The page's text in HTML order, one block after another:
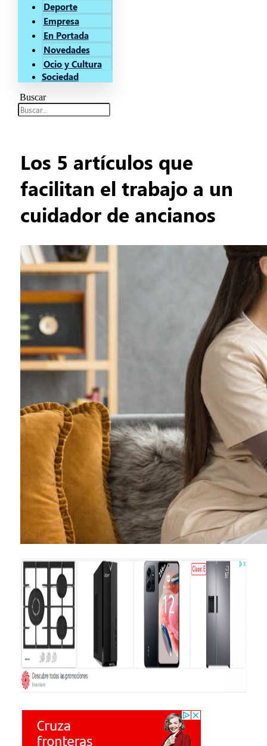
Deporte
Empresa
En Portada
Novedades
Ocio y Cultura
Sociedad
Buscar
Los 5 artículos que
facilitan el trabajo a un
cuidador de ancianos